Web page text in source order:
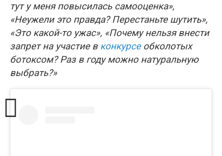
тут у меня повысилась самооценка»,
«Неужели это правда? Перестаньте шутить»,
«Это какой-то ужас», «Почему нельзя внести
запрет на участие в конкурсеобколотых
ботоксом? Раз в году можно натуральную
выбрать?»